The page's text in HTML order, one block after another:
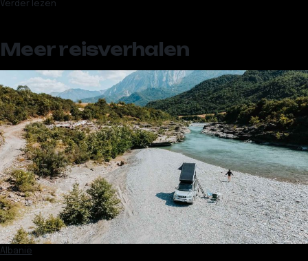
Verder lezen
Meer reisverhalen
Albanië